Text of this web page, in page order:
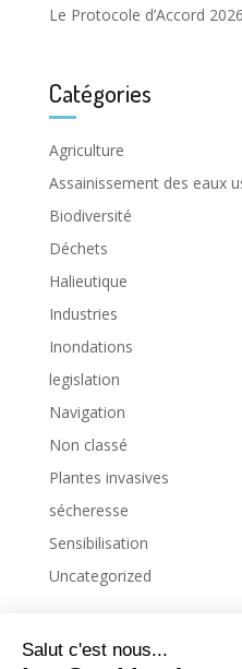
Le Protocole d’Accord
Catégories
Agriculture
Assainissement des eaux
Biodiversité
Déchets
Halieutique
Industries
Inondations
legislation
Navigation
Non classé
Plantes invasives
sécheresse
Sensibilisation
Uncategorized